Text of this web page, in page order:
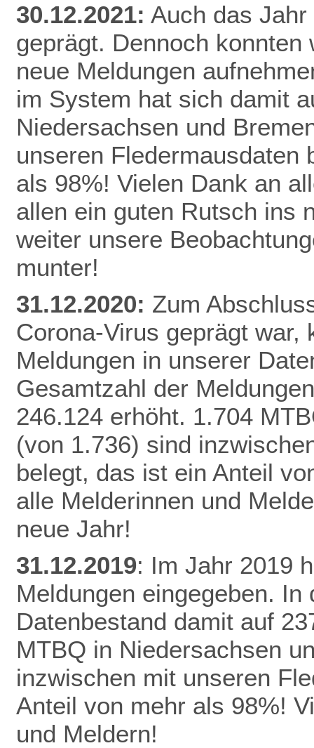
30.12.2021: Auch das
geprägt. Dennoch
neue Meldungen
im System hat sich damit
Niedersachsen und
unseren Fledermausdaten
als 98%! Vielen Dank an
allen ein guten Rutsch ins
weiter unsere
munter!
31.12.2020: Zum
Corona-Virus geprägt war,
Meldungen in unserer
Gesamtzahl der
246.124 erhöht. 1.704
(von 1.736) sind
belegt, das ist ein Anteil
alle Melderinnen und
neue Jahr!
31.12.2019: Im Jahr 2019
Meldungen eingegeben.
Datenbestand damit auf
MTBQ in Niedersachsen
inzwischen mit unseren
Anteil von mehr als 98%!
und Meldern!